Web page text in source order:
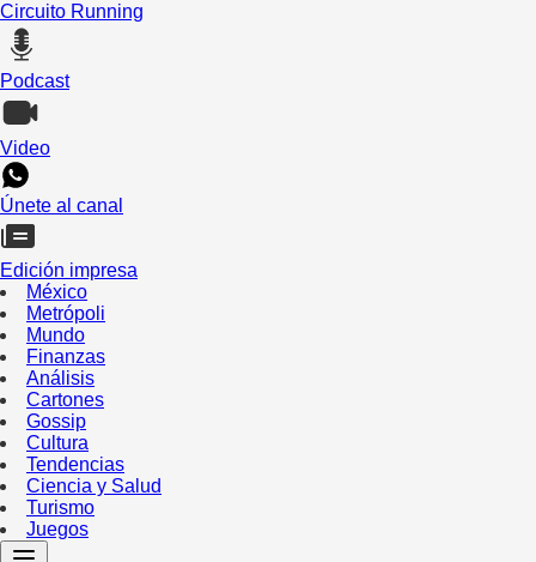
Circuito Running
Podcast
Video
Únete al canal
Edición impresa
México
Metrópoli
Mundo
Finanzas
Análisis
Cartones
Gossip
Cultura
Tendencias
Ciencia y Salud
Turismo
Juegos